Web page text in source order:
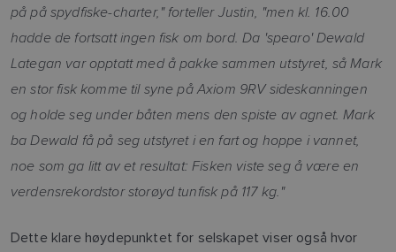
på på spydfiske-charter," forteller Justin, "men kl. 16.00
hadde de fortsatt ingen fisk om bord. Da 'spearo' Dewald
Lategan var opptatt med å pakke sammen utstyret, så Mark
en stor fisk komme til syne på Axiom 9RV sideskanningen
og holde seg under båten mens den spiste av agnet. Mark
ba Dewald få på seg utstyret i en fart og hoppe i vannet,
noe som ga litt av et resultat: Fisken viste seg å være en
verdensrekordstor storøyd tunfisk på 117 kg."
Dette klare høydepunktet for selskapet viser også hvor